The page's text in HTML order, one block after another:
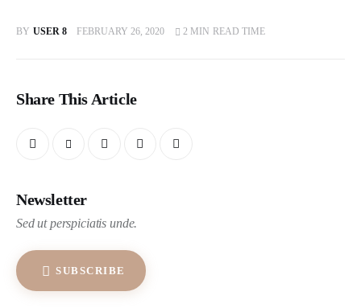
BY USER 8 FEBRUARY 26, 2020 2 MIN READ TIME
Share This Article
Newsletter
Sed ut perspiciatis unde.
SUBSCRIBE